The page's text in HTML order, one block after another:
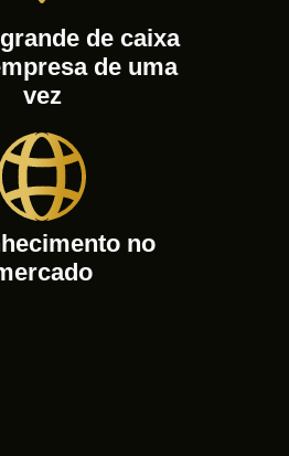
de caixa
de uma
vez
no